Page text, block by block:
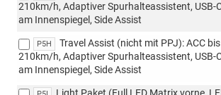
210km/h, Adaptiver Spurhalteassistent, USB-
am Innenspiegel, Side Assist
P5H
Travel Assist (nicht mit PPJ): ACC bis
210km/h, Adaptiver Spurhalteassistent, USB-
am Innenspiegel, Side Assist